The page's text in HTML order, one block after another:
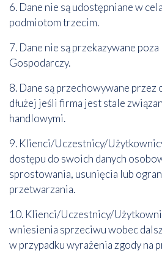
6. Dane nie są udostępniane w
podmiotom trzecim.
7. Dane nie są przekazywane
Gospodarczy.
8. Dane są przechowywane przez
dłużej jeśli firma jest stale
handlowymi.
9. Klienci/Uczestnicy/
dostępu do swoich danych
sprostowania, usunięcia lub
przetwarzania.
10. Klienci/Uczestnicy/
wniesienia sprzeciwu wobec
w przypadku wyrażenia zgody na